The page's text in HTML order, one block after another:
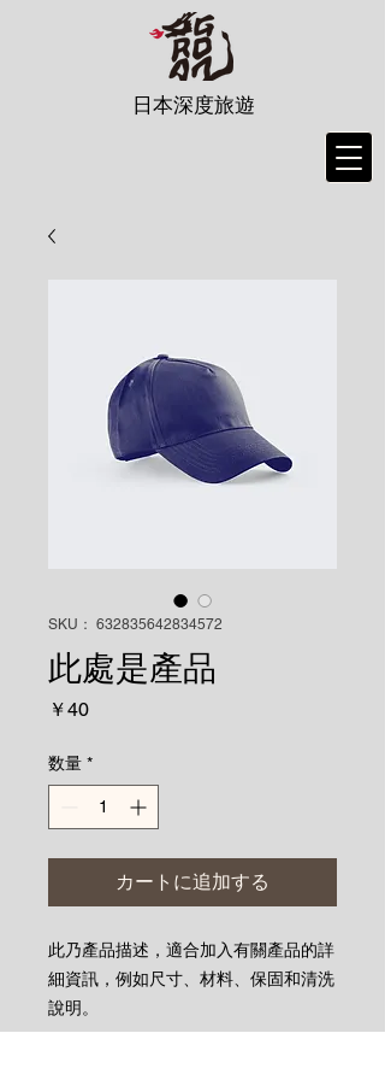
日本深度旅遊
SKU： 632835642834572
此處是產品
￥40価
数量 *
カートに追加する
此乃產品描述，適合加入有關產品的詳
細資訊，例如尺寸、材料、保固和清洗
說明。